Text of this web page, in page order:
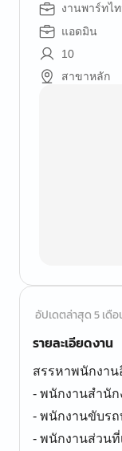
งานพาร์ทไ
แอดมิน
10
สาขาหลัก
อัปเดตล่าสุด 5 เดื
รายละเอียดงาน
สรรหาพนักงาน
- พนักงานสำนัก
- พนักงานขับร
- พนักงานส่วนที่